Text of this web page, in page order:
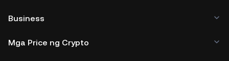
Business
Mga Price ng Crypto